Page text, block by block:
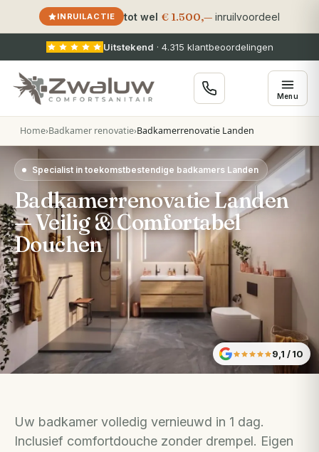
INRUILACTIE tot wel € 1.500,— inruilvoordeel
Uitstekend · 4.315 klantbeoordelingen
Menu
Home›Badkamer renovatie›Badkamerrenovatie Landen
Specialist in toekomstbestendige badkamers Landen
Badkamerrenovatie Landen
— Veilig & Comfortabel
Douchen
9,1 / 10
Uw badkamer volledig vernieuwd in 1 dag.
Inclusief comfortdouche zonder drempel. Eigen